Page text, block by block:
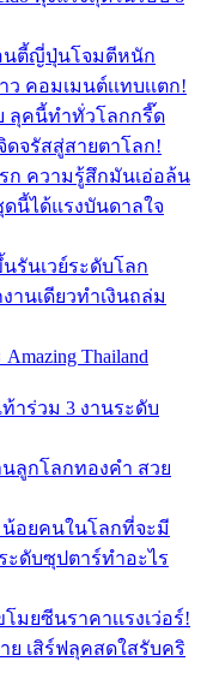
นตี้ญี่ปุ่นโจมตีหนัก
คอมเมนต์เเทบเเตก!
ลุคนี้ทำทั่วโลกกรี๊ด
ดจรัสสู่สายตาโลก!
ก ความรู้สึกมันเอ่อล้น
นี้ได้แรงบันดาลใจ
รันเวย์ระดับโลก
นเดียวทำเงินถล่ม
Thailand
าร่วม 3 งานระดับ
ลูกโลกทองคำ สวย
น้อยคนในโลกที่จะมี
ะดับซุปตาร์ทำอะไร
มยซีนราคาเเรงเว่อร์!
ย เสิร์ฟลุคสดใสรับคริ